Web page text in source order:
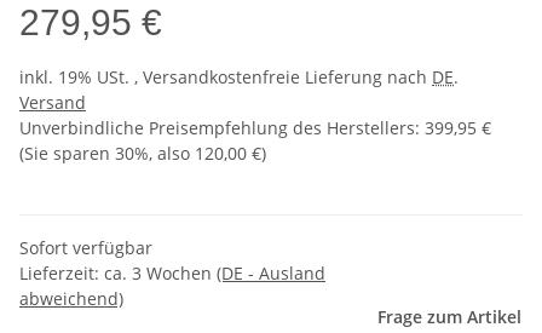
279,95 €
inkl. 19% USt. , Versandkostenfreie Lieferung nach DE.
Versand
Unverbindliche Preisempfehlung des Herstellers: 399,95 €
(Sie sparen 30%, also 120,00 €)
Sofort verfügbar
Lieferzeit: ca. 3 Wochen (DE - Ausland
abweichend)
Frage zum Artikel